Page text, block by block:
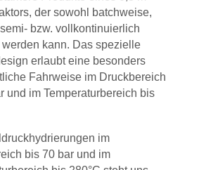
der sowohl batchweise,
bzw. vollkontinuierlich
kann. Das spezielle
erlaubt eine besonders
Fahrweise im Druckbereich
und im Temperaturbereich bis
im
bis 70 bar und im